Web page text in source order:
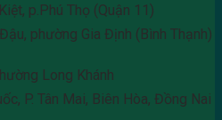
p.Phú Thọ (Quận 11)
phường Gia Định (Bình Thạnh)
Long Khánh
P. Tân Mai, Biên Hòa, Đồng Nai